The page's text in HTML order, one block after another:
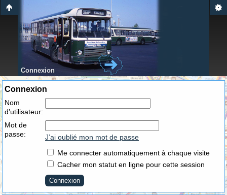
Connexion
Connexion
Nom
d’utilisateur:
Mot de
passe:
J’ai oublié mon mot de passe
Me connecter automatiquement à chaque visite
Cacher mon statut en ligne pour cette session